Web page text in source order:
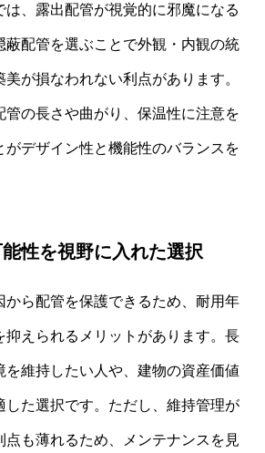
は、露出配管が視覚的に邪魔になる
蔽配管を選ぶことで外観・内観の統
が損なわれない利点があります。
管の長さや曲がり、保温性に注意を
がデザイン性と機能性のバランスを
性を視野に入れた選択
から配管を保護できるため、耐用年
抑えられるメリットがあります。長
を維持したい人や、建物の資産価値
した選択です。ただし、維持管理が
点も薄れるため、メンテナンスを見